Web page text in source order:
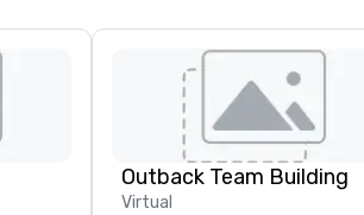
Outback Team Building
Virtual